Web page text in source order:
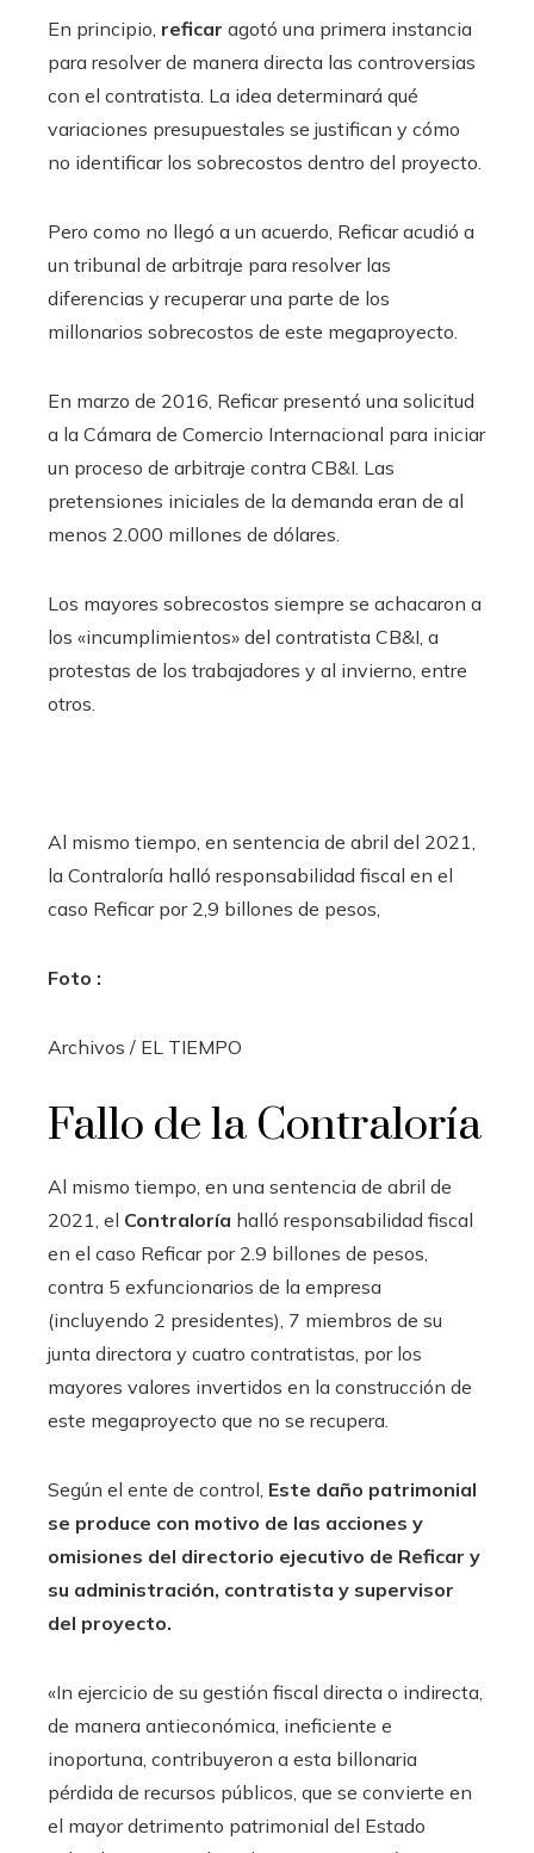
En principio, reficar agotó una primera instancia
para resolver de manera directa las controversias
con el contratista. La idea determinará qué
variaciones presupuestales se justifican y cómo
no identificar los sobrecostos dentro del proyecto.
Pero como no llegó a un acuerdo, Reficar acudió a
un tribunal de arbitraje para resolver las
diferencias y recuperar una parte de los
millonarios sobrecostos de este megaproyecto.
En marzo de 2016, Reficar presentó una solicitud
a la Cámara de Comercio Internacional para iniciar
un proceso de arbitraje contra CB&I. Las
pretensiones iniciales de la demanda eran de al
menos 2.000 millones de dólares.
Los mayores sobrecostos siempre se achacaron a
los «incumplimientos» del contratista CB&I, a
protestas de los trabajadores y al invierno, entre
otros.
Al mismo tiempo, en sentencia de abril del 2021,
la Contraloría halló responsabilidad fiscal en el
caso Reficar por 2,9 billones de pesos,
Foto :
Archivos / EL TIEMPO
Fallo de la Contraloría
Al mismo tiempo, en una sentencia de abril de
2021, el Contraloría halló responsabilidad fiscal
en el caso Reficar por 2.9 billones de pesos,
contra 5 exfuncionarios de la empresa
(incluyendo 2 presidentes), 7 miembros de su
junta directora y cuatro contratistas, por los
mayores valores invertidos en la construcción de
este megaproyecto que no se recupera.
Según el ente de control, Este daño patrimonial
se produce con motivo de las acciones y
omisiones del directorio ejecutivo de Reficar y
su administración, contratista y supervisor
del proyecto.
«In ejercicio de su gestión fiscal directa o indirecta,
de manera antieconómica, ineficiente e
inoportuna, contribuyeron a esta billonaria
pérdida de recursos públicos, que se convierte en
el mayor detrimento patrimonial del Estado